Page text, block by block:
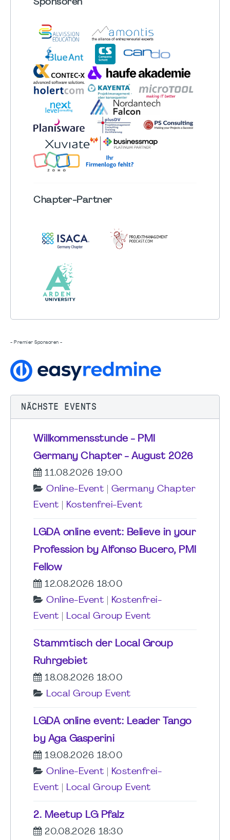
Sponsoren
Chapter-Partner
- Premier Sponsoren -
NÄCHSTE EVENTS
Willkommensstunde - PMI
Germany Chapter - August 2026
11.08.2026 19:00
Online-Event
Germany Chapter
Event
Kostenfrei-Event
LGDA online event: Believe in your
Profession by Alfonso Bucero, PMI
Fellow
12.08.2026 18:00
Online-Event
Kostenfrei-
Event
Local Group Event
Stammtisch der Local Group
Ruhrgebiet
18.08.2026 18:00
Local Group Event
LGDA online event: Leader Tango
by Aga Gasperini
19.08.2026 18:00
Online-Event
Kostenfrei-
Event
Local Group Event
2. Meetup LG Pfalz
20.08.2026 18:30